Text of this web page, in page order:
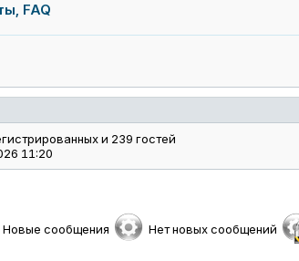
FAQ
и 239 гостей
11:20
Новые сообщения Нет новых сообщений